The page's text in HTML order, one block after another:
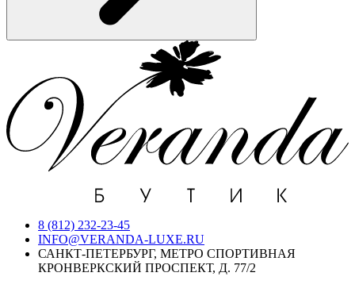
8 (812) 232-23-45
INFO@VERANDA-LUXE.RU
САНКТ-ПЕТЕРБУРГ, МЕТРО СПОРТИВНАЯ
КРОНВЕРКСКИЙ ПРОСПЕКТ, Д. 77/2